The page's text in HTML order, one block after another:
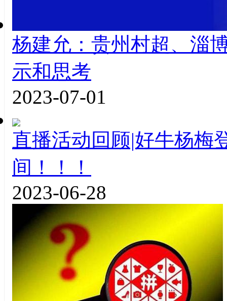
杨建允：贵州村超、淄
示和思考
2023-07-01
直播活动回顾|好牛杨梅
间！！！
2023-06-28